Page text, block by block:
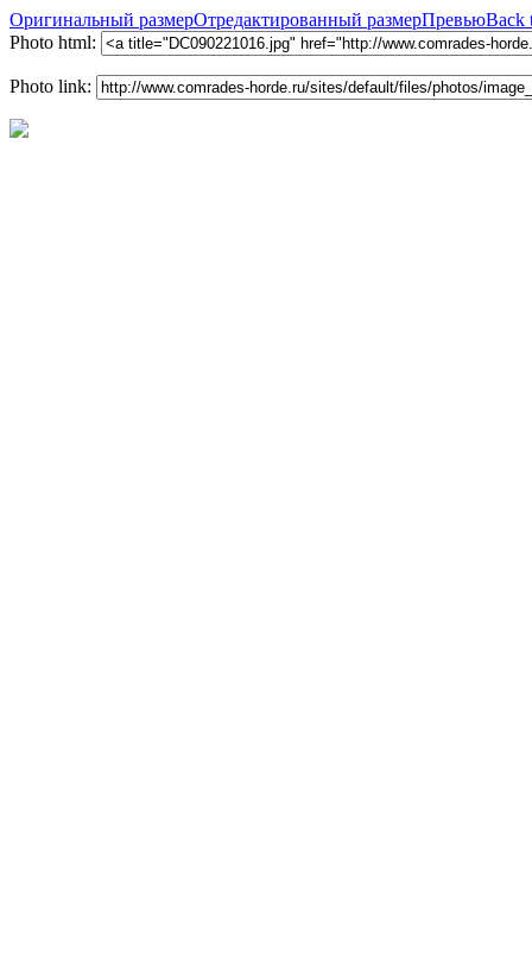
Оригинальный размерОтредактированный размерПревьюBack
Photo html:
Photo link: